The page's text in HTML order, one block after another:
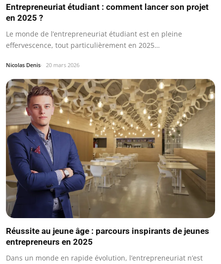
Entrepreneuriat étudiant : comment lancer son projet
en 2025 ?
Le monde de l’entrepreneuriat étudiant est en pleine
effervescence, tout particulièrement en 2025…
Nicolas Denis 20 mars 2026
Réussite au jeune âge : parcours inspirants de jeunes
entrepreneurs en 2025
Dans un monde en rapide évolution, l’entrepreneuriat n’est